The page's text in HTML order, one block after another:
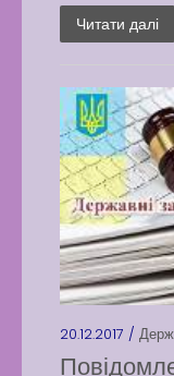
Читати далі
20.12.2017 /